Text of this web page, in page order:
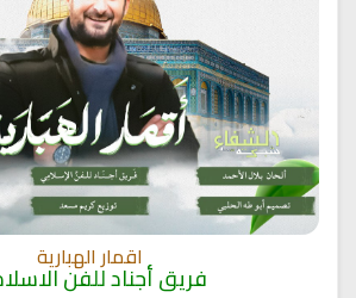
اقمار الهبارية
فريق أجناد للفن